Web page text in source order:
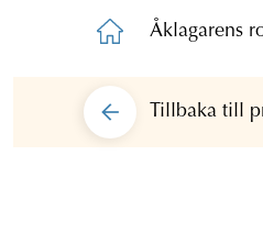
Åklagarens
Tillbaka till